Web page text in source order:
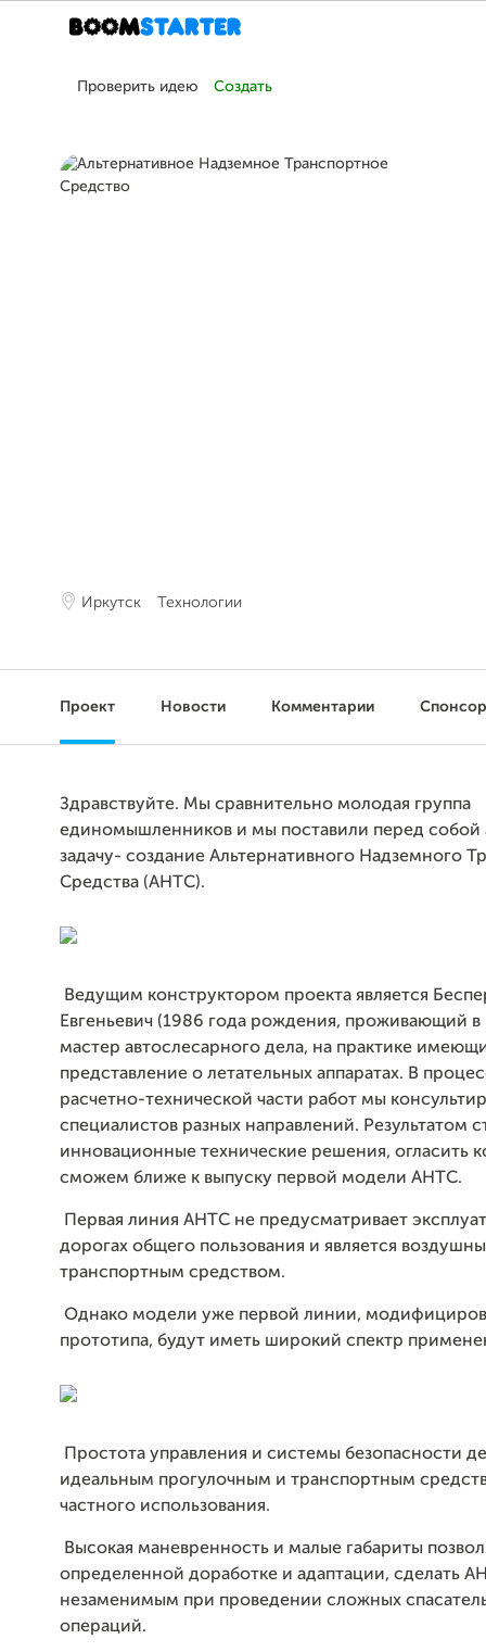
Проверить идею Создать
Иркутск Технологии
Проект Новости Комментарии
Здравствуйте. Мы сравнительно молодая группа
единомышленников и мы поставили перед
задачу- создание Альтернативного Надземного
Средства (АНТС).
Ведущим конструктором проекта является
Евгеньевич (1986 года рождения, проживающий в
мастер автослесарного дела, на практике
представление о летательных аппаратах. В
расчетно-технической части работ мы
специалистов разных направлений. Результатом
инновационные технические решения, огласить
сможем ближе к выпуску первой модели АНТС.
Первая линия АНТС не предусматривает
дорогах общего пользования и является
транспортным средством.
Однако модели уже первой линии,
прототипа, будут иметь широкий спектр
Простота управления и системы безопасности
идеальным прогулочным и транспортным
частного использования.
Высокая маневренность и малые габариты
определенной доработке и адаптации, сделать
незаменимым при проведении сложных
операций.